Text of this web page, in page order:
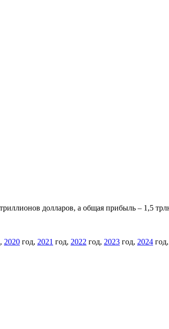
долларов, а общая прибыль – 1,5
2020 год, 2021 год, 2022 год, 2023 год, 2024 год,